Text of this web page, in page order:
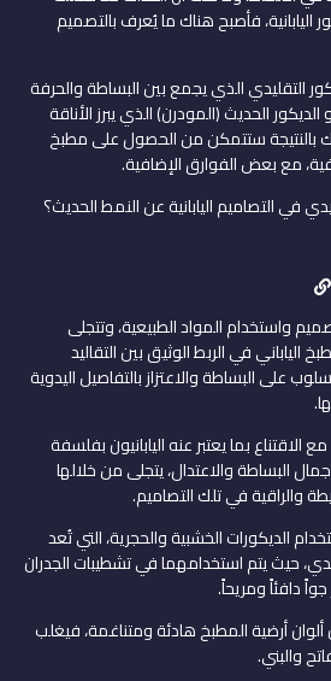
اليابانية، فأصبح هناك ما يُعرف بالتصميم
التقليدي الذي يجمع بين البساطة والحرفة
الديكور الحديث (المودرن) الذي يبرز الأناقة
بالنتيجة ستتمكن من الحصول على مطبخ
مع بعض الفوارق الإضافية.
في التصاميم اليابانية عن النمط الحديث؟
واستخدام المواد الطبيعية، وتتجلى
الياباني في الربط الوثيق بين التقاليد
على البساطة والاعتزاز بالتفاصيل اليدوية
بما يعتبر عنه اليابانيون بفلسفة
البساطة والاعتدال، يتجلى من خلالها
والراقية في تلك التصاميم.
الديكورات الخشبية والحجرية، التي تُعد
حيث يتم استخدامهما في تشطيبات الجدران
دافئاً ومريحاً.
أرضية المطبخ هادئة ومتناغمة، فيغلب
والبني.